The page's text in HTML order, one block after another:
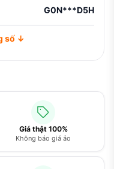
Giá thật 100%
Không báo giá ảo
G0N***D5H
số ↓